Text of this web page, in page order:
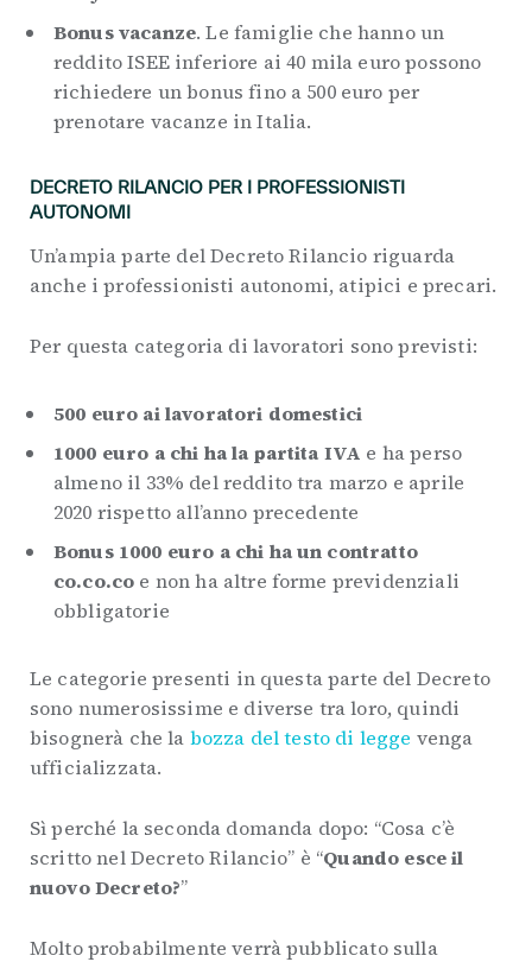
Bonus vacanze. Le famiglie che hanno un
reddito ISEE inferiore ai 40 mila euro possono
richiedere un bonus fino a 500 euro per
prenotare vacanze in Italia.
DECRETO RILANCIO PER I PROFESSIONISTI
AUTONOMI
Un’ampia parte del Decreto Rilancio riguarda
anche i professionisti autonomi, atipici e precari.
Per questa categoria di lavoratori sono previsti:
500 euro ai lavoratori domestici
1000 euro a chi ha la partita IVA e ha perso
almeno il 33% del reddito tra marzo e aprile
2020 rispetto all’anno precedente
Bonus 1000 euro a chi ha un contratto
co.co.co e non ha altre forme previdenziali
obbligatorie
Le categorie presenti in questa parte del Decreto
sono numerosissime e diverse tra loro, quindi
bisognerà che la bozza del testo di legge venga
ufficializzata.
Sì perché la seconda domanda dopo: “Cosa c’è
scritto nel Decreto Rilancio” è “Quando esce il
nuovo Decreto?”
Molto probabilmente verrà pubblicato sulla